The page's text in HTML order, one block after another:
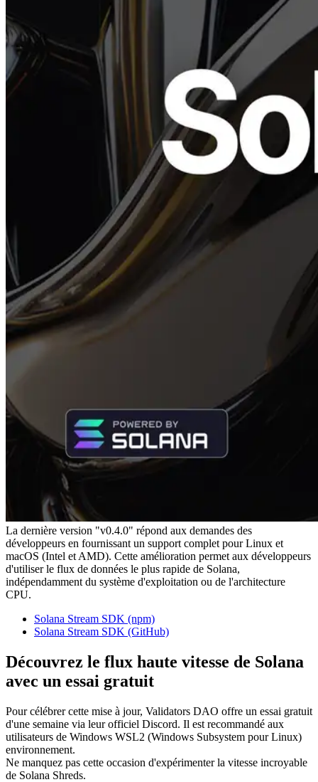
La dernière version "v0.4.0" répond aux demandes des
développeurs en fournissant un support complet pour Linux et
macOS (Intel et AMD). Cette amélioration permet aux développeurs
d'utiliser le flux de données le plus rapide de Solana,
indépendamment du système d'exploitation ou de l'architecture
CPU.
Solana Stream SDK (npm)
Solana Stream SDK (GitHub)
Découvrez le flux haute vitesse de Solana
avec un essai gratuit
Pour célébrer cette mise à jour, Validators DAO offre un essai gratuit
d'une semaine via leur officiel Discord. Il est recommandé aux
utilisateurs de Windows WSL2 (Windows Subsystem pour Linux)
environnement.
Ne manquez pas cette occasion d'expérimenter la vitesse incroyable
de Solana Shreds.